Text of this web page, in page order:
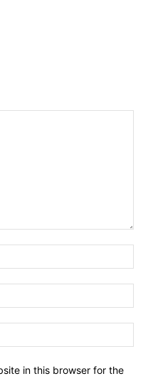
in this browser for the